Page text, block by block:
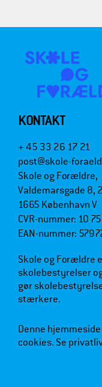
KONTAKT
+ 45 33 26 17 21
post@skole-
Skole og Forældre,
Valdemarsgade 8,
1665 København V
CVR-nummer: 10
EAN-nummer:
Skole og Forældre
skolebestyrelser
gør
stærkere.
Denne
cookies. Se